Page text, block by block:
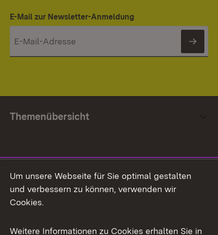
E-Mail zur Newsletter-Anmeldung
Themenübersicht
Facebook
X / Twitter
Um unsere Webseite für Sie optimal gestalten
und verbessern zu können, verwenden wir
Cookies.
Weitere Informationen zu Cookies erhalten Sie in